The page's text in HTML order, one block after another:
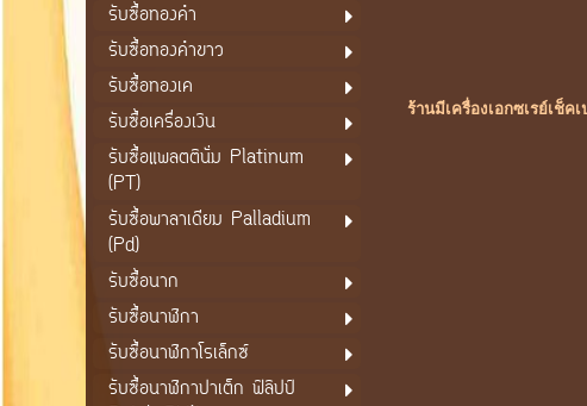
รับซื้อทองคำ
รับซื้อทองคำขาว
รับซื้อทองเค
รับซื้อเครื่องเงิน
รับซื้อแพลตตินั่ม Platinum
(PT)
รับซื้อพาลาเดียม Palladium
(Pd)
รับซื้อนาก
รับซื้อนาฬิกา
รับซื้อนาฬิกาโรเล็กซ์
รับซื้อนาฬิกาปาเต็ก ฟิลิปป์
ร้านมีเครื่องเอกซเรย์เช็ค